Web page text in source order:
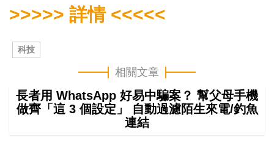
>>>>> 詳情 <<<<<
科技
相關文章
長者用 WhatsApp 好易中騙案？ 幫父母手機
做齊「這 3 個設定」 自動過濾陌生來電/釣魚
連結